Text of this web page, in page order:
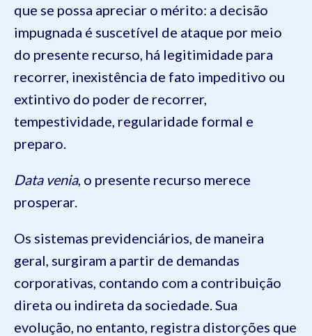
que se possa apreciar o mérito: a decisão
impugnada é suscetível de ataque por meio
do presente recurso, há legitimidade para
recorrer, inexistência de fato impeditivo ou
extintivo do poder de recorrer,
tempestividade, regularidade formal e
preparo.
Data venia, o presente recurso merece
prosperar.
Os sistemas previdenciários, de maneira
geral, surgiram a partir de demandas
corporativas, contando com a contribuição
direta ou indireta da sociedade. Sua
evolução, no entanto, registra distorções que